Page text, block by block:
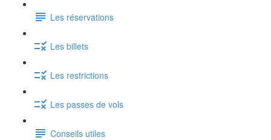
Les réservations
Les billets
Les restrictions
Les passes de vols
Conseils utiles